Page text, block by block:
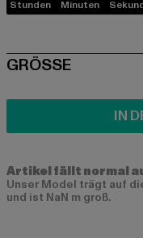
Stunden Minuten
SIZE
GRÖSSE
IN
Artikel fällt normal
Unser Model trägt auf
und ist NaN m groß.